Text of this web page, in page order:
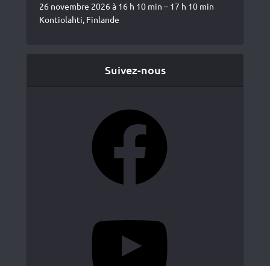
26 novembre 2026 à 16 h 10 min – 17 h 10 min
Kontiolahti, Finlande
Suivez-nous